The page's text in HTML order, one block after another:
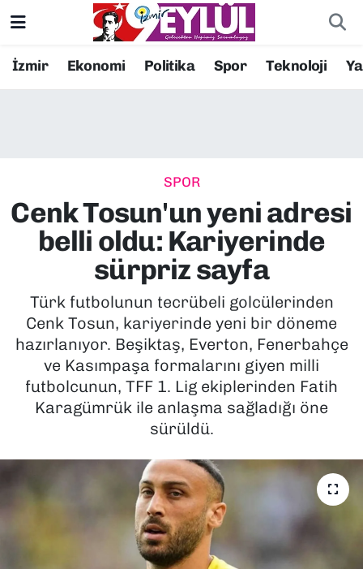
İzmir Ekonomi Politika Spor Teknoloji
SPOR
Cenk Tosun'un yeni adresi
belli oldu: Kariyerinde
sürpriz sayfa
Türk futbolunun tecrübeli golcülerinden
Cenk Tosun, kariyerinde yeni bir döneme
hazırlanıyor. Beşiktaş, Everton, Fenerbahçe
ve Kasımpaşa formalarını giyen milli
futbolcunun, TFF 1. Lig ekiplerinden Fatih
Karagümrük ile anlaşma sağladığı öne
sürüldü.
Resmi İlanlar
EKONOMİ
KÜLTÜR SANAT
MAGAZİN
POLİTİKA
SAĞLIK
YEREL YÖNETİMLER
Konak Nöbetçi Eczaneler
Süper Lig Puan Durumu ve Fikstür
Tüm Manşetler
Son Dakika Haberleri
Haber Arşivi